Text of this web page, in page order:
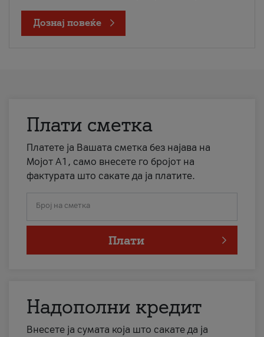
Дознај повеќе
Плати сметка
Платете ја Вашата сметка без најава на
Мојот А1, само внесете го бројот на
фактурата што сакате да ја платите.
Број на сметка
Плати
Надополни кредит
Внесете ја сумата која што сакате да ја